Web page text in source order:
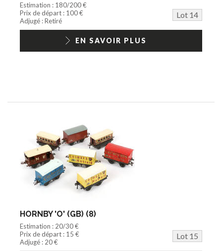
Estimation : 180/200 €
Prix de départ : 100 €
Lot 14
Adjugé : Retiré
EN SAVOIR PLUS
HORNBY 'O' (GB) (8)
Estimation : 20/30 €
Prix de départ : 15 €
Lot 15
Adjugé : 20 €